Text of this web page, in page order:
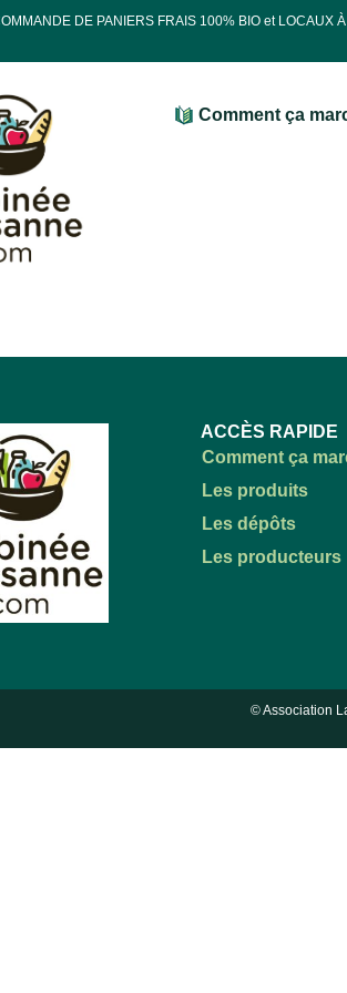
DE PANIERS FRAIS 100% BIO et LOCAUX
Comment ça
ACCÈS RAPIDE
Comment ça
Les produits
Les dépôts
Les producteurs
© Association